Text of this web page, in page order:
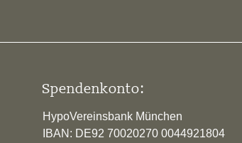
Spendenkonto:
HypoVereinsbank München
IBAN: DE92 70020270 0044921804